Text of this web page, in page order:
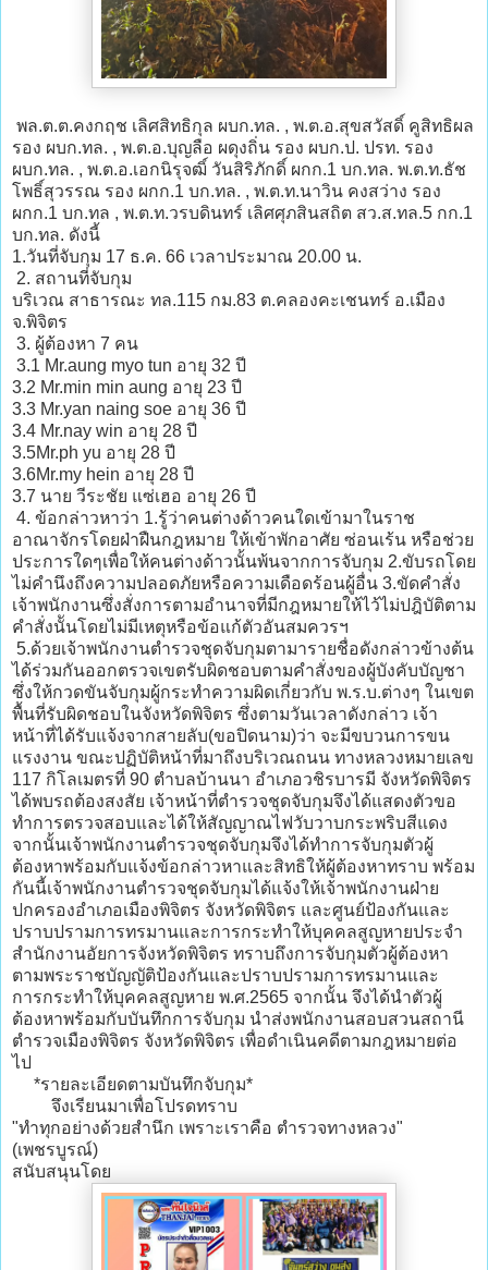
พล.ต.ต.คงกฤช เลิศสิทธิกุล ผบก.ทล. , พ.ต.อ.สุขสวัสดิ์ คูสิทธิผล
รอง ผบก.ทล. , พ.ต.อ.บุญลือ ผดุงถิ่น รอง ผบก.ป. ปรท. รอง
ผบก.ทล. , พ.ต.อ.เอกนิรุจฒิ์ วันสิริภักดิ์ ผกก.1 บก.ทล. พ.ต.ท.ธัช
โพธิ์สุวรรณ รอง ผกก.1 บก.ทล. , พ.ต.ท.นาวิน คงสว่าง รอง
ผกก.1 บก.ทล , พ.ต.ท.วรบดินทร์ เลิศศุภสินสถิต สว.ส.ทล.5 กก.1
บก.ทล. ดังนี้
1.วันที่จับกุม 17 ธ.ค. 66 เวลาประมาณ 20.00 น.
2. สถานที่จับกุม
บริเวณ สาธารณะ ทล.115 กม.83 ต.คลองคะเชนทร์ อ.เมือง
จ.พิจิตร
3. ผู้ต้องหา 7 คน
3.1 Mr.aung myo tun อายุ 32 ปี
3.2 Mr.min min aung อายุ 23 ปี
3.3 Mr.yan naing soe อายุ 36 ปี
3.4 Mr.nay win อายุ 28 ปี
3.5Mr.ph yu อายุ 28 ปี
3.6Mr.my hein อายุ 28 ปี
3.7 นาย วีระชัย แซ่เฮอ อายุ 26 ปี
4. ข้อกล่าวหาว่า 1.รู้ว่าคนต่างด้าวคนใดเข้ามาในราช
อาณาจักรโดยฝ่าฝืนกฎหมาย ให้เข้าพักอาศัย ซ่อนเร้น หรือช่วย
ประการใดๆเพื่อให้คนต่างด้าวนั้นพ้นจากการจับกุม 2.ขับรถโดย
ไม่คำนึงถึงความปลอดภัยหรือความเดือดร้อนผู้อื่น 3.ขัดคำสั่ง
เจ้าพนักงานซึ่งสั่งการตามอำนาจที่มีกฎหมายให้ไว้ไม่ปฎิบัติตาม
คำสั่งนัันโดยไม่มีเหตุหรือข้อแก้ตัวอันสมควรฯ
5.ด้วยเจ้าพนักงานตำรวจชุดจับกุมตามารายชื่อดังกล่าวข้างต้น
ได้ร่วมกันออกตรวจเขตรับผิดชอบตามคำสั่งของผู้บังคับบัญชา
ซึ่งให้กวดขันจับกุมผู้กระทำความผิดเกี่ยวกับ พ.ร.บ.ต่างๆ ในเขต
พื้นที่รับผิดชอบในจังหวัดพิจิตร ซึ่งตามวันเวลาดังกล่าว เจ้า
หน้าที่ได้รับแจ้งจากสายลับ(ขอปิดนาม)ว่า จะมีขบวนการขน
แรงงาน ขณะปฏิบัติหน้าที่มาถึงบริเวณถนน ทางหลวงหมายเลข
117 กิโลเมตรที่ 90 ตำบลบ้านนา อำเภอวชิรบารมี จังหวัดพิจิตร
ได้พบรถต้องสงสัย เจ้าหน้าที่ตำรวจชุดจับกุมจึงได้แสดงตัวขอ
ทำการตรวจสอบและได้ให้สัญญาณไฟวับวาบกระพริบสีแดง
จากนั้นเจ้าพนักงานตำรวจชุดจับกุมจึงได้ทำการจับกุมตัวผู้
ต้องหาพร้อมกับแจ้งข้อกล่าวหาและสิทธิให้ผู้ต้องหาทราบ พร้อม
กันนี้เจ้าพนักงานตำรวจชุดจับกุมได้แจ้งให้เจ้าพนักงานฝ่าย
ปกครองอำเภอเมืองพิจิตร จังหวัดพิจิตร และศูนย์ป้องกันและ
ปราบปรามการทรมานและการกระทำให้บุคคลสูญหายประจำ
สำนักงานอัยการจังหวัดพิจิตร ทราบถึงการจับกุมตัวผู้ต้องหา
ตามพระราชบัญญัติป้องกันและปราบปรามการทรมานและ
การกระทำให้บุคคลสูญหาย พ.ศ.2565 จากนั้น จึงได้นำตัวผู้
ต้องหาพร้อมกับบันทึกการจับกุม นำส่งพนักงานสอบสวนสถานี
ตำรวจเมืองพิจิตร จังหวัดพิจิตร เพื่อดำเนินคดีตามกฎหมายต่อ
ไป
*รายละเอียดตามบันทึกจับกุม*
จึงเรียนมาเพื่อโปรดทราบ
"ทำทุกอย่างด้วยสำนึก เพราะเราคือ ตำรวจทางหลวง"
(เพชรบูรณ์)
สนับสนุนโดย